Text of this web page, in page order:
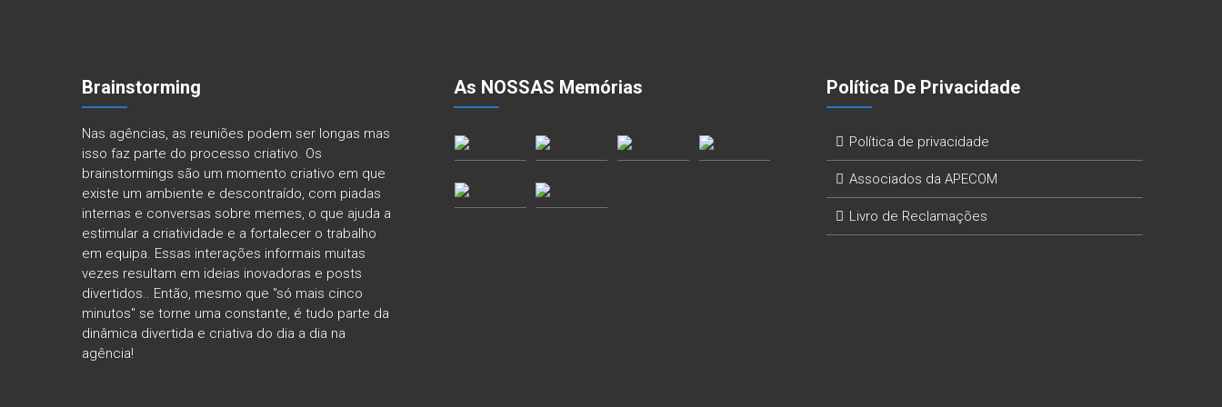
Brainstorming
Nas agências, as reuniões podem ser longas mas
isso faz parte do processo criativo. Os
brainstormings são um momento criativo em que
existe um ambiente e descontraído, com piadas
internas e conversas sobre memes, o que ajuda a
estimular a criatividade e a fortalecer o trabalho
em equipa. Essas interações informais muitas
vezes resultam em ideias inovadoras e posts
divertidos.. Então, mesmo que "só mais cinco
minutos" se torne uma constante, é tudo parte da
dinâmica divertida e criativa do dia a dia na
agência!
As NOSSAS Memórias Política De Privacidade
Política de privacidade
Associados da APECOM
Livro de Reclamações